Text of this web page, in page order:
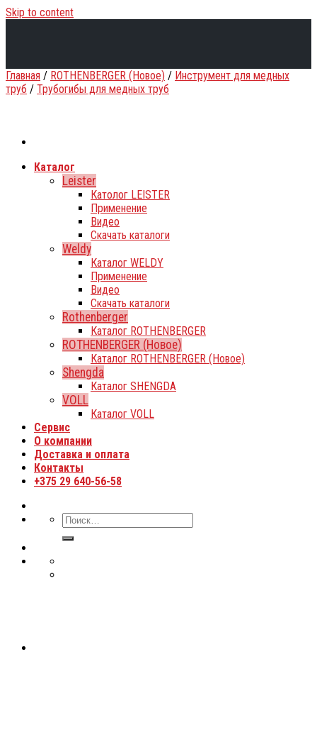
Skip to content
Каталог
Leister
Католог LEISTER
Применение
Видео
Скачать каталоги
Weldy
Каталог WELDY
Применение
Видео
Скачать каталоги
Rothenberger
Каталог ROTHENBERGER
ROTHENBERGER (Новое)
Каталог ROTHENBERGER (Новое)
Shengda
Каталог SHENGDA
VOLL
Каталог VOLL
Сервис
О компании
Доставка и оплата
Контакты
+375 29 640-56-58
Главная / ROTHENBERGER (Новое) / Инструмент для медных
труб / Трубогибы для медных труб